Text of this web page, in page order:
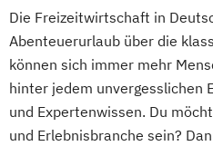
Die Freizeitwirtschaft in
Abenteuerurlaub über die
können sich immer mehr
hinter jedem unvergesslichen
und Expertenwissen. Du
und Erlebnisbranche sein?